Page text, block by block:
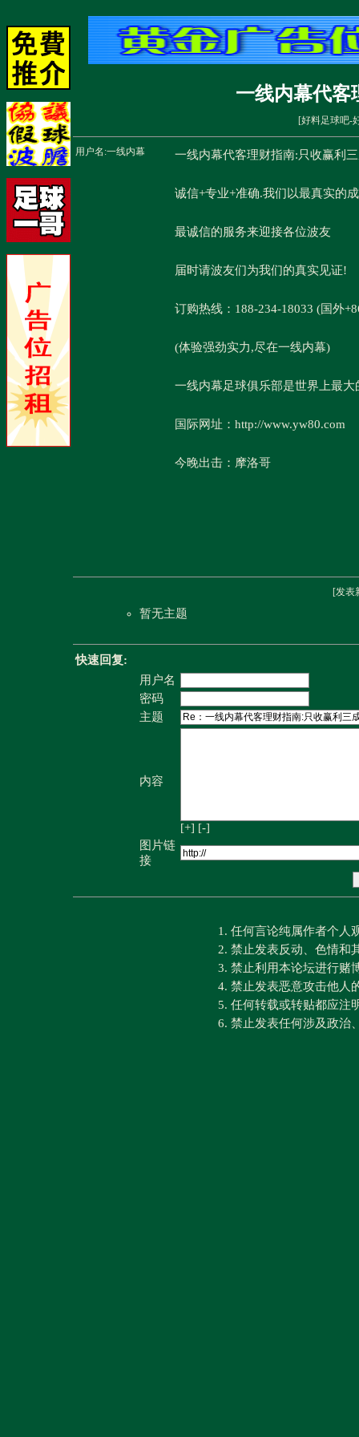
一线内幕代客
[好料足球吧-
用户名:一线内幕 一线内幕代客理财指南:只收赢利
诚信+专业+准确.我们以最真实的
最诚信的服务来迎接各位波友
届时请波友们为我们的真实见证!
订购热线：188-234-18033 (国外
(体验强劲实力,尽在一线内幕)
一线内幕足球俱乐部是世界上最大
国际网址：http://www.yw80.com
今晚出击：摩洛哥
[发表
暂无主题
快速回复:
用户名
密码
主题
内容
[+] [-]
图片链
接
1. 任何言论纯属作者个人
2. 禁止发表反动、色情和
3. 禁止利用本论坛进行赌
4. 禁止发表恶意攻击他人
5. 任何转载或转贴都应注
6. 禁止发表任何涉及政治